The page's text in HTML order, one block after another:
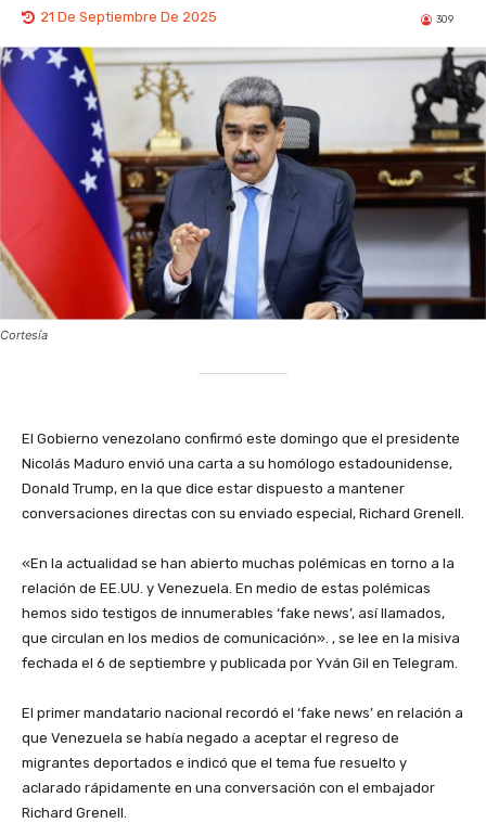
21 De Septiembre De 2025 309
Cortesía
‎El Gobierno venezolano confirmó este domingo que el presidente
Nicolás Maduro envió una carta a su homólogo estadounidense,
Donald Trump, en la que dice estar dispuesto a mantener
conversaciones directas con su enviado especial, Richard Grenell.
‎«En la actualidad se han abierto muchas polémicas en torno a la
relación de EE.UU. y Venezuela. En medio de estas polémicas
hemos sido testigos de innumerables ‘fake news’, así llamados,
que circulan en los medios de comunicación». , se lee en la misiva
fechada el 6 de septiembre y publicada por Yván Gil en Telegram.
‎El primer mandatario nacional recordó el ‘fake news’ en relación a
que Venezuela se había negado a aceptar el regreso de
migrantes deportados e indicó que el tema fue resuelto y
aclarado rápidamente en una conversación con el embajador
Richard Grenell.